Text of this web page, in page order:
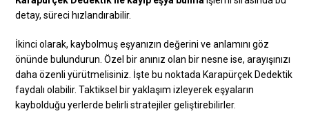
detay, süreci hızlandırabilir.
İkinci olarak, kaybolmuş eşyanızın değerini ve anlamını göz
önünde bulundurun. Özel bir anınız olan bir nesne ise, arayışınızı
daha özenli yürütmelisiniz. İşte bu noktada Karapürçek Dedektik
faydalı olabilir. Taktiksel bir yaklaşım izleyerek eşyaların
kaybolduğu yerlerde belirli stratejiler geliştirebilirler.